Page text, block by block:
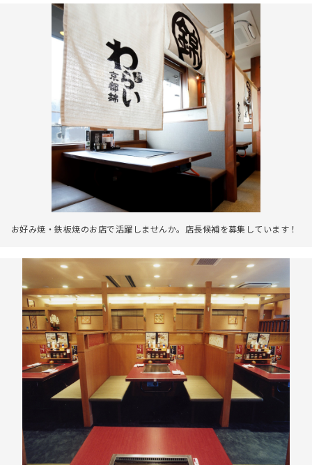
お好み焼・鉄板焼のお店で活躍しませんか。店長候補を募集しています！